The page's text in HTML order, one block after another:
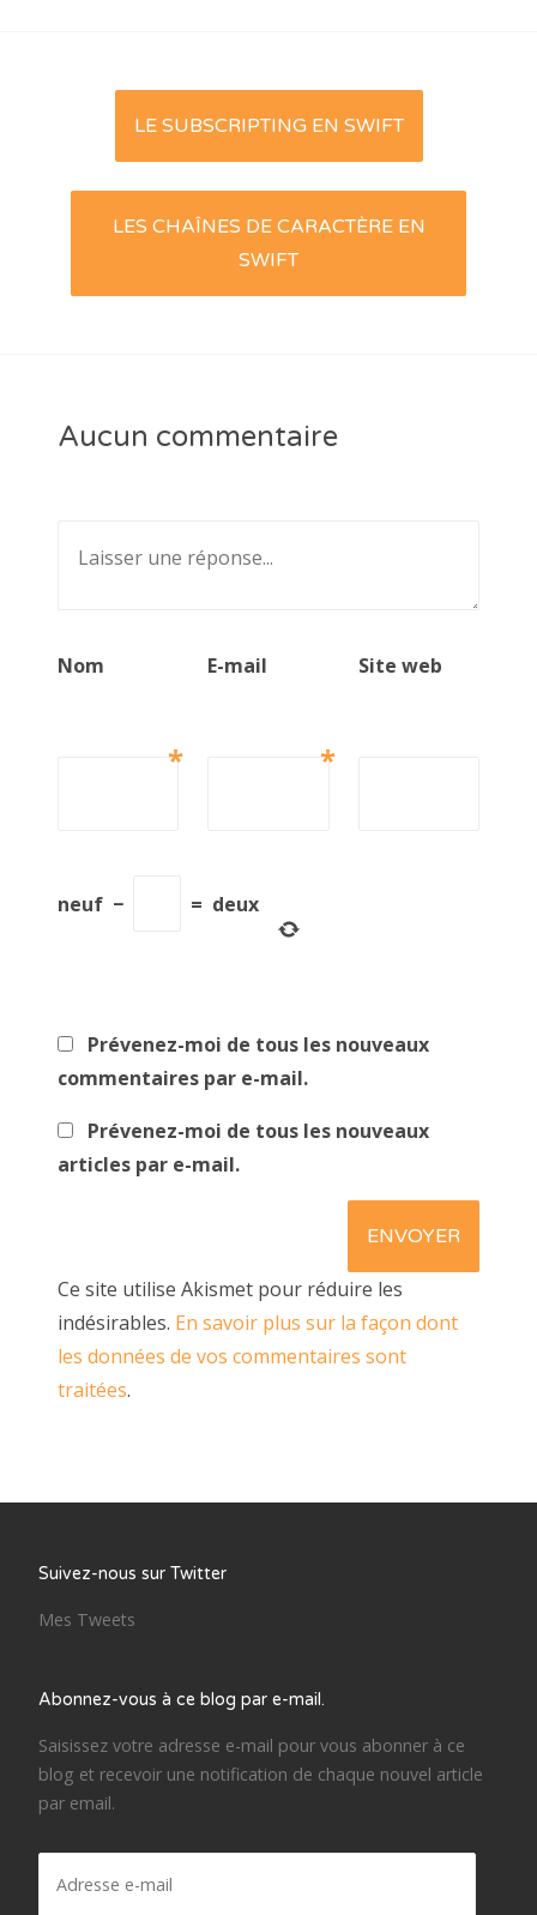
navigation
LE SUBSCRIPTING EN SWIFT
LES CHAÎNES DE CARACTÈRE EN
SWIFT
Aucun commentaire
Nom
*
E-mail
*
Site web
neuf − = deux
Prévenez-moi de tous les nouveaux
commentaires par e-mail.
Prévenez-moi de tous les nouveaux
articles par e-mail.
Ce site utilise Akismet pour réduire les
indésirables. En savoir plus sur la façon dont
les données de vos commentaires sont
traitées.
Suivez-nous sur Twitter
Mes Tweets
Abonnez-vous à ce blog par e-mail.
Saisissez votre adresse e-mail pour vous abonner à ce
blog et recevoir une notification de chaque nouvel article
par email.